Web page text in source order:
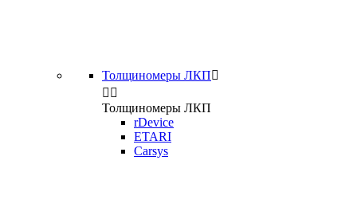
Толщиномеры ЛКП
 
Толщиномеры ЛКП
rDevice
ETARI
Carsys